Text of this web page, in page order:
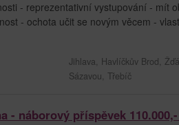
- reprezentativní vystupování - mít
- ochota učit se novým věcem -
Jihlava, Havlíčkův Brod,
Sázavou, Třebíč
náborový příspěvek